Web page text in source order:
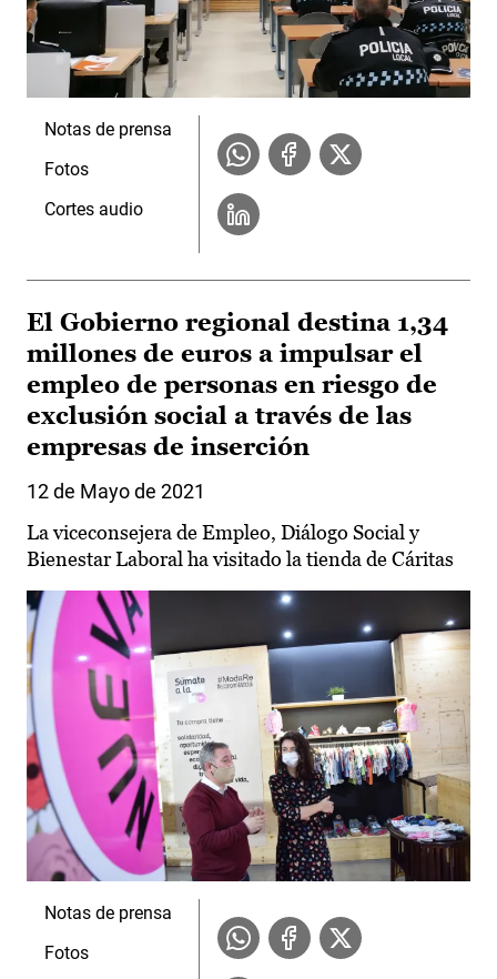
Notas de prensa
Fotos
Cortes audio
El Gobierno regional destina 1,34
millones de euros a impulsar el
empleo de personas en riesgo de
exclusión social a través de las
empresas de inserción
12 de Mayo de 2021
La viceconsejera de Empleo, Diálogo Social y
Bienestar Laboral ha visitado la tienda de Cáritas
Notas de prensa
Fotos